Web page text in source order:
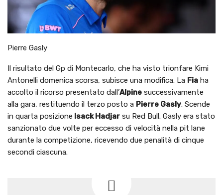
Pierre Gasly
Il risultato del Gp di Montecarlo, che ha visto trionfare Kimi
Antonelli domenica scorsa, subisce una modifica. La Fia ha
accolto il ricorso presentato dall’Alpine successivamente
alla gara, restituendo il terzo posto a Pierre Gasly. Scende
in quarta posizione Isack Hadjar su Red Bull. Gasly era stato
sanzionato due volte per eccesso di velocità nella pit lane
durante la competizione, ricevendo due penalità di cinque
secondi ciascuna.